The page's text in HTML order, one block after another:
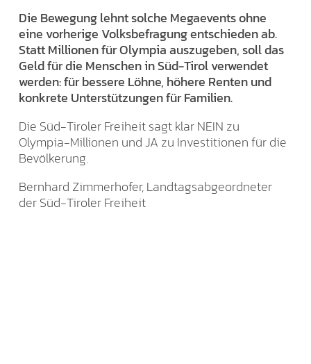
Die Bewegung lehnt solche Megaevents ohne
eine vorherige Volksbefragung entschieden ab.
Statt Millionen für Olympia auszugeben, soll das
Geld für die Menschen in Süd-Tirol verwendet
werden: für bessere Löhne, höhere Renten und
konkrete Unterstützungen für Familien.
Die Süd-Tiroler Freiheit sagt klar NEIN zu
Olympia-Millionen und JA zu Investitionen für die
Bevölkerung.
Bernhard Zimmerhofer, Landtagsabgeordneter
der Süd-Tiroler Freiheit